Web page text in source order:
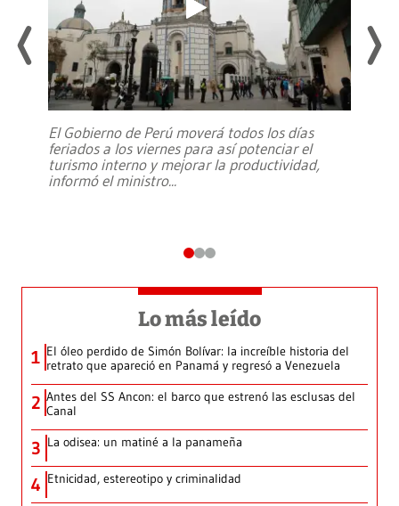
El Gobierno de Perú moverá todos los días
feriados a los viernes para así potenciar el
turismo interno y mejorar la productividad,
informó el ministro...
Lo más leído
1 El óleo perdido de Simón Bolívar: la increíble historia del
retrato que apareció en Panamá y regresó a Venezuela
2 Antes del SS Ancon: el barco que estrenó las esclusas del
Canal
3 La odisea: un matiné a la panameña
4 Etnicidad, estereotipo y criminalidad